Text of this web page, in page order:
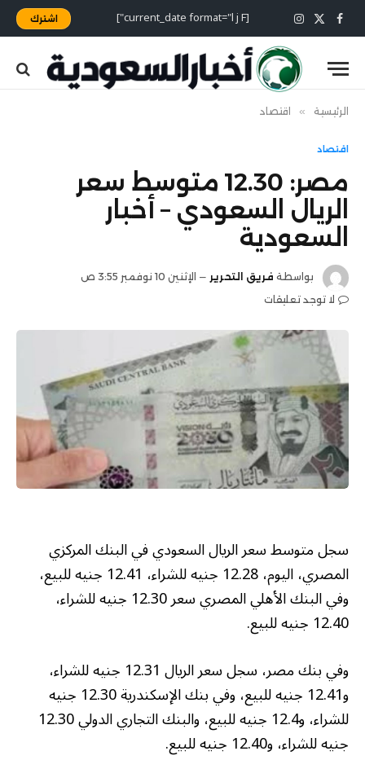
فيسبوك
X
(Twitter)
الانستغرام [current_date format="l j F"] اشترك
الرئيسية » اقتصاد
اقتصاد
مصر: 12.30 متوسط سعر
الريال السعودي – أخبار
السعودية
بواسطة فريق التحرير
الإثنين 10 نوفمبر 3:55 ص
لا توجد تعليقات
سجل متوسط سعر الريال السعودي في البنك المركزي
المصري، اليوم، 12.28 جنيه للشراء، 12.41 جنيه للبيع،
وفي البنك الأهلي المصري سعر 12.30 جنيه للشراء،
12.40 جنيه للبيع.
وفي بنك مصر، سجل سعر الريال 12.31 جنيه للشراء،
و12.41 جنيه للبيع، وفي بنك الإسكندرية 12.30 جنيه
للشراء، و12.4 جنيه للبيع، والبنك التجاري الدولي 12.30
جنيه للشراء، و12.40 جنيه للبيع.